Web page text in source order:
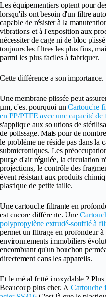
Les équipementiers optent pour
lorsqu'ils ont besoin d'un filtre
capable de résister à la
vibrations et à l'exposition aux
nécessiter de cage ni de bloc
toujours les filtres les plus fins,
parmi les plus faciles à fabriquer.
Cette différence a son importance.
Une membrane plissée peut
µm, c'est pourquoi un Cartouche
en PP/PTFE avec une capacité
s'applique aux solutions de
de polissage. Mais pour de
le problème ne réside pas dans la
submicroniques. Les
purge d'air régulée, la circulation
projections, le contrôle des
évent résistant aux produits
plastique de petite taille.
Une cartouche filtrante en
est encore différente. Une
polypropylène extrudé-soufflé à
permet un filtrage en profondeur à
environnements immobiliers
encombrant qu'un bouchon
directement dans les appareils.
Et le métal fritté inoxydable ? Plus
Beaucoup plus cher. A Cartouche